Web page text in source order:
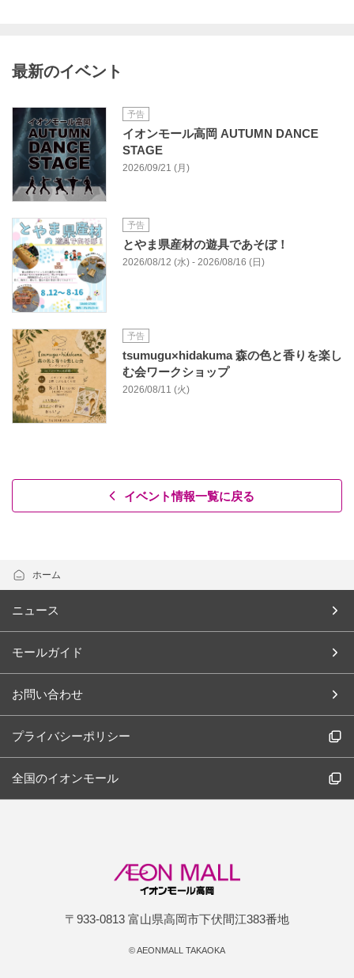
最新のイベント
予告
イオンモール高岡 AUTUMN DANCE
STAGE
2026/09/21 (月)
予告
とやま県産材の遊具であそぼ！
2026/08/12 (水) - 2026/08/16 (日)
予告
tsumugu×hidakuma 森の色と香りを楽し
む会ワークショップ
2026/08/11 (火)
イベント情報一覧に戻る
ホーム
ニュース
モールガイド
お問い合わせ
プライバシーポリシー
全国のイオンモール
〒933-0813 富山県高岡市下伏間江383番地
©AEONMALL TAKAOKA